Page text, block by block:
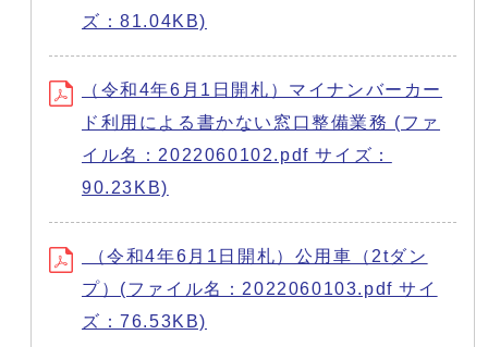
ズ：81.04KB)
（令和4年6月1日開札）マイナンバーカー
ド利用による書かない窓口整備業務 (ファ
イル名：2022060102.pdf サイズ：
90.23KB)
（令和4年6月1日開札）公用車（2tダン
プ）(ファイル名：2022060103.pdf サイ
ズ：76.53KB)